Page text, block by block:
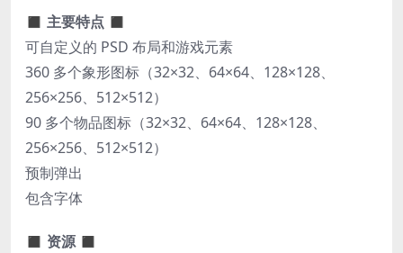
◼ 主要特点 ◼
可自定义的 PSD 布局和游戏元素
360 多个象形图标（32×32、64×64、128×128、
256×256、512×512）
90 多个物品图标（32×32、64×64、128×128、
256×256、512×512）
预制弹出
包含字体
◼ 资源 ◼